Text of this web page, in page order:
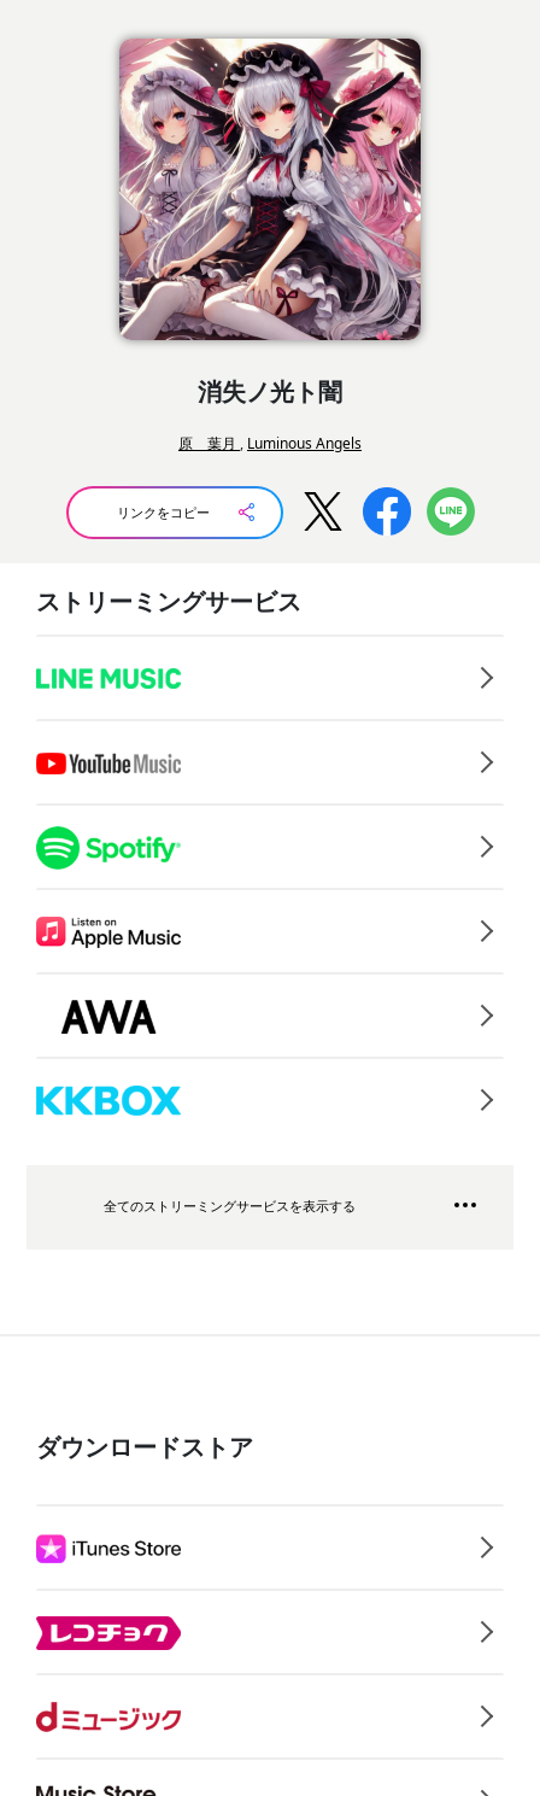
消失ノ光ト闇
原 葉月 , Luminous Angels
リンクをコピー
ストリーミングサービス
全てのストリーミングサービスを表示する
ダウンロードストア